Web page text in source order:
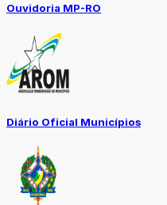
Ouvidoria MP-RO
Diário Oficial Municípios